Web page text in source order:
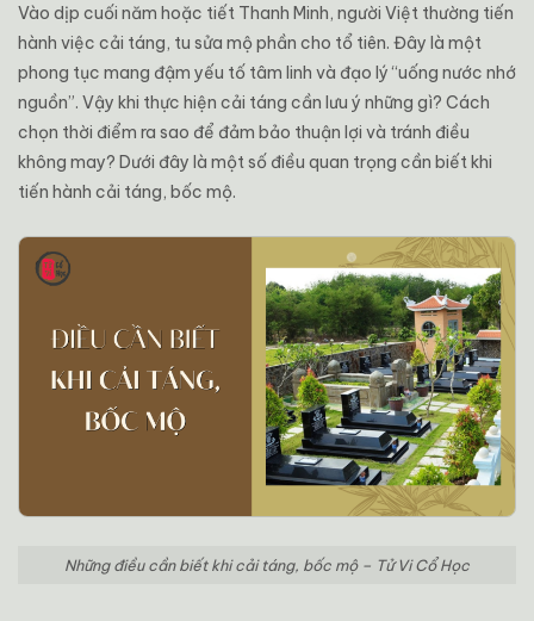
Vào dịp cuối năm hoặc tiết Thanh Minh, người Việt thường tiến
hành việc cải táng, tu sửa mộ phần cho tổ tiên. Đây là một
phong tục mang đậm yếu tố tâm linh và đạo lý “uống nước nhớ
nguồn”. Vậy khi thực hiện cải táng cần lưu ý những gì? Cách
chọn thời điểm ra sao để đảm bảo thuận lợi và tránh điều
không may? Dưới đây là một số điều quan trọng cần biết khi
tiến hành cải táng, bốc mộ.
Những điều cần biết khi cải táng, bốc mộ – Tử Vi Cổ Học